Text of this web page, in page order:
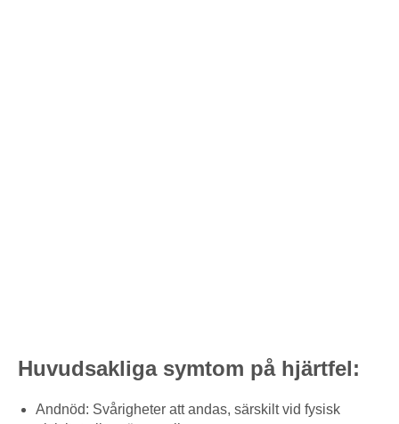
Huvudsakliga symtom på hjärtfel:
Andnöd: Svårigheter att andas, särskilt vid fysisk